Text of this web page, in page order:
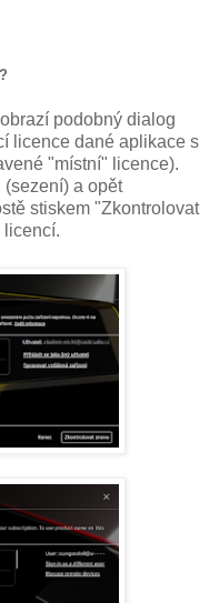
podobný dialog
licence dané aplikace s
"místní" licence).
(sezení) a opět
stiskem "Zkontrolovat
licencí.